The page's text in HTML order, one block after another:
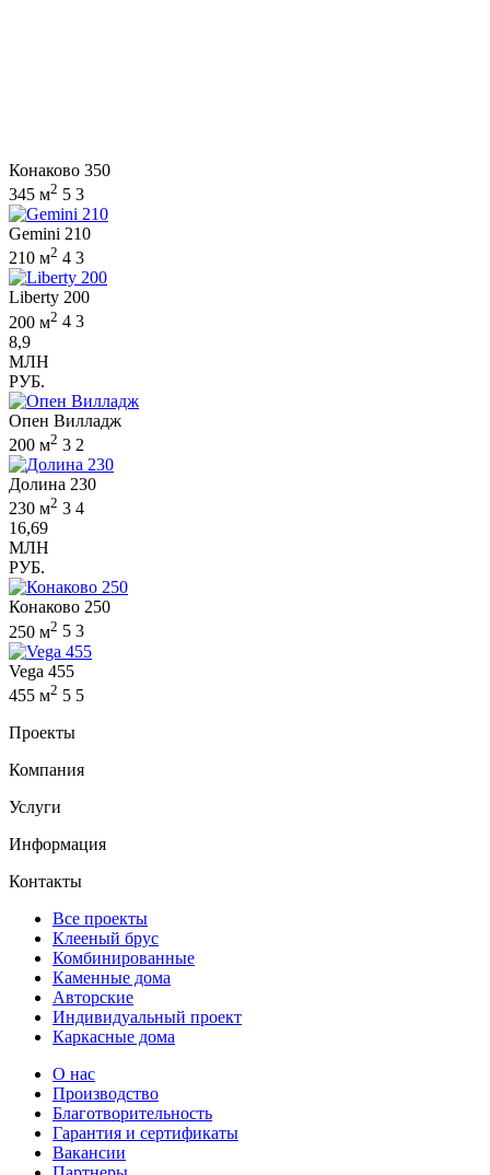
Конаково 350
345 м2 5 3
Gemini 210
210 м2 4 3
Liberty 200
200 м2 4 3
8,9
МЛН
РУБ.
Опен Вилладж
200 м2 3 2
Долина 230
230 м2 3 4
16,69
МЛН
РУБ.
Конаково 250
250 м2 5 3
Vega 455
455 м2 5 5
Проекты
Компания
Услуги
Информация
Контакты
Все проекты
Клееный брус
Комбинированные
Каменные дома
Авторские
Индивидуальный проект
Каркасные дома
О нас
Производство
Благотворительность
Гарантия и сертификаты
Вакансии